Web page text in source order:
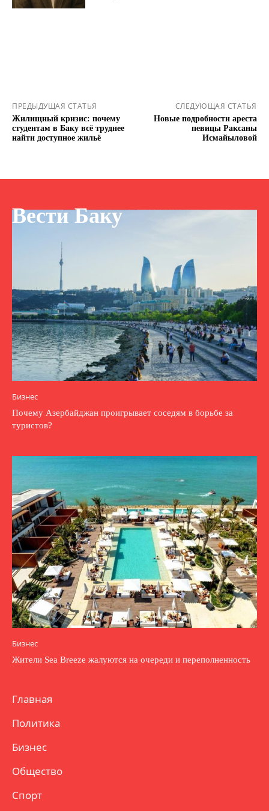
ПРЕДЫДУЩАЯ СТАТЬЯ
Жилищный кризис: почему
студентам в Баку всё труднее
найти доступное жильё
СЛЕДУЮЩАЯ СТАТЬЯ
Новые подробности ареста
певицы Раксаны
Исмайыловой
Вести Баку
Бизнес
Почему Азербайджан проигрывает соседям в борьбе за
туристов?
Бизнес
Жители Sea Breeze жалуются на очереди и переполненность
Главная
Политика
Бизнес
Общество
Спорт